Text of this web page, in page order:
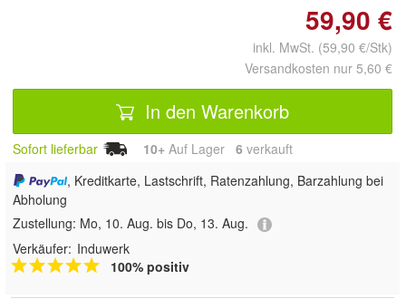
59,90 €
inkl. MwSt. (59,90 €/Stk)
Versandkosten nur 5,60 €
In den Warenkorb
Sofort lieferbar 10+ Auf Lager 6 verkauft
, Kreditkarte, Lastschrift, Ratenzahlung, Barzahlung bei
Abholung
Zustellung: Mo, 10. Aug. bis Do, 13. Aug.
Verkäufer: Induwerk
100% positiv